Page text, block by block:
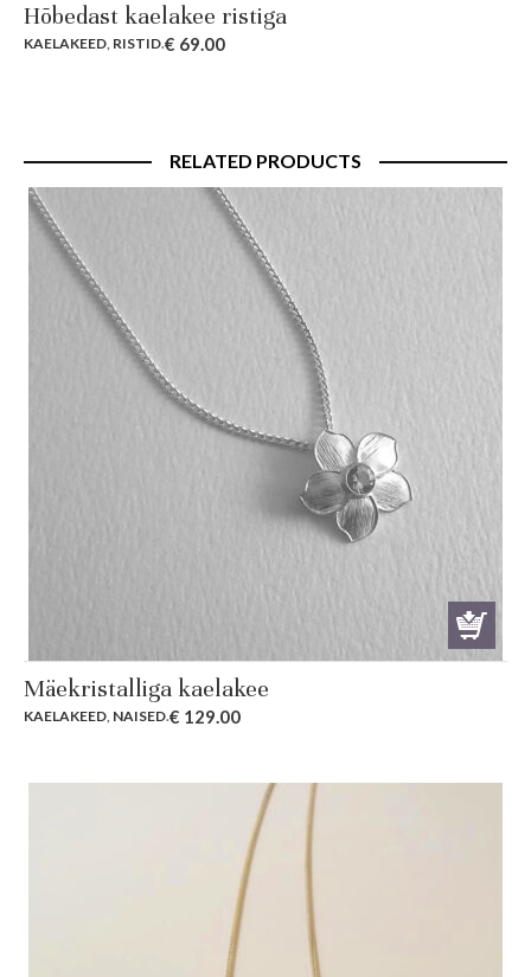
Hõbedast kaelakee ristiga
KAELAKEED, RISTID.€ 69.00
RELATED PRODUCTS
Mäekristalliga kaelakee
KAELAKEED NAISED.€ 129.00